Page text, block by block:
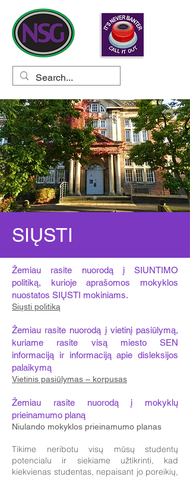
SIŲSTI
Žemiau rasite nuorodą į SIUNTIMO
politiką, kurioje aprašomos mokyklos
nuostatos SIŲSTI mokiniams.​
Siųsti politiką
Žemiau rasite nuorodą į vietinį pasiūlymą,
kuriame rasite visą miesto SEN
informaciją ir informaciją apie disleksijos
palaikymą
Vietinis pasiūlymas – korpusas
Žemiau rasite nuorodą į mokyklų
prieinamumo planą​
Niulando mokyklos prieinamumo planas
Tikime neribotu visų mūsų studentų
potencialu ir siekiame užtikrinti, kad
kiekvienas studentas, nepaisant jo poreikių,